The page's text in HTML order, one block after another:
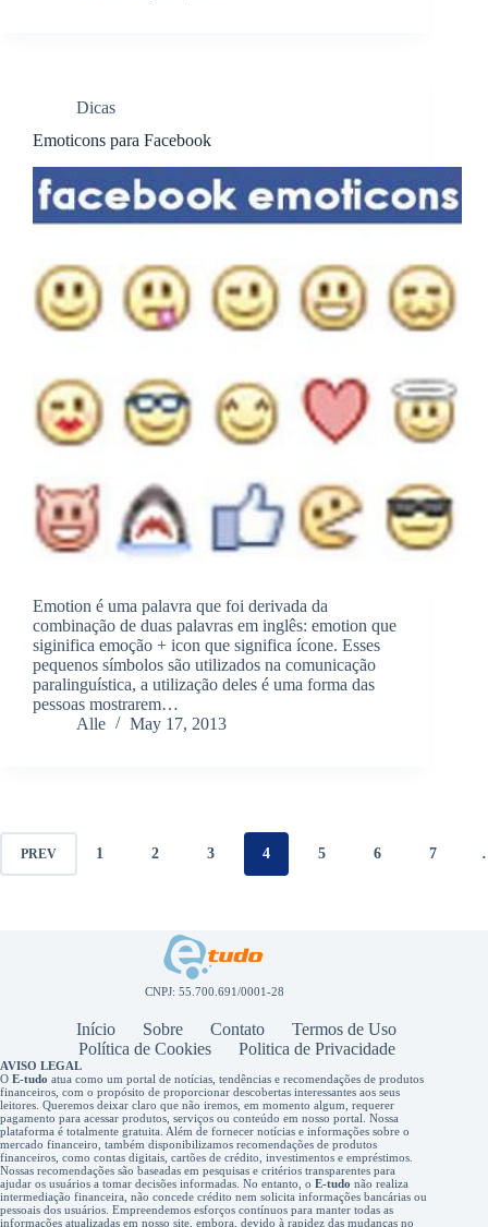
Dicas
Emoticons para Facebook
Emotion é uma palavra que foi derivada da
combinação de duas palavras em inglês: emotion que
siginifica emoção + icon que significa ícone. Esses
pequenos símbolos são utilizados na comunicação
paralinguística, a utilização deles é uma forma das
pessoas mostrarem…
Alle
May 17, 2013
PREV 1 2 3 4 5 6 7
CNPJ: 55.700.691/0001-28
Início Sobre Contato
Termos de Uso
Política de Cookies
Politica de Privacidade
AVISO LEGAL
O E-tudo atua como um portal de notícias, tendências e recomendações de produtos
financeiros, com o propósito de proporcionar descobertas interessantes aos seus
leitores. Queremos deixar claro que não iremos, em momento algum, requerer
pagamento para acessar produtos, serviços ou conteúdo em nosso portal. Nossa
plataforma é totalmente gratuita. Além de fornecer notícias e informações sobre o
mercado financeiro, também disponibilizamos recomendações de produtos
financeiros, como contas digitais, cartões de crédito, investimentos e empréstimos.
Nossas recomendações são baseadas em pesquisas e critérios transparentes para
ajudar os usuários a tomar decisões informadas. No entanto, o E-tudo não realiza
intermediação financeira, não concede crédito nem solicita informações bancárias ou
pessoais dos usuários. Empreendemos esforços contínuos para manter todas as
informações atualizadas em nosso site, embora, devido à rapidez das mudanças no